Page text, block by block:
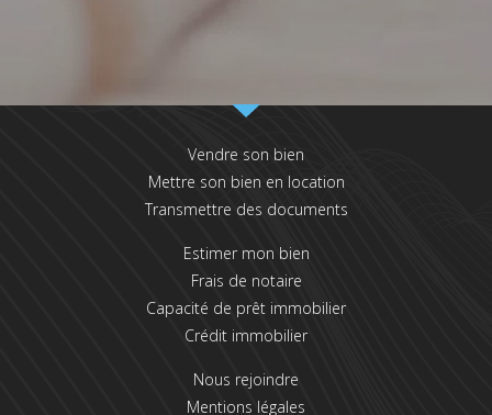
Vendre son bien
Mettre son bien en location
Transmettre des documents
Estimer mon bien
Frais de notaire
Capacité de prêt immobilier
Crédit immobilier
Nous rejoindre
Mentions légales